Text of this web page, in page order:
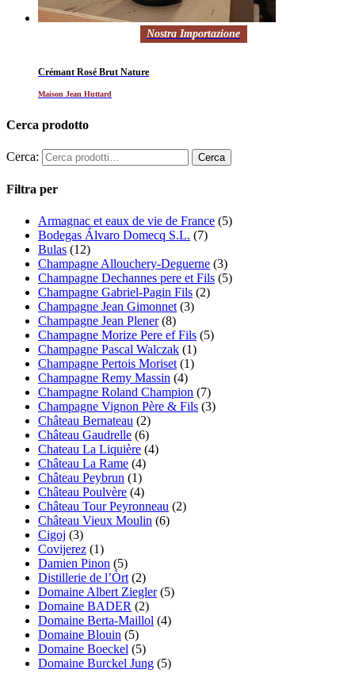
Nostra Importazione
Crémant Rosé Brut Nature
Maison Jean Huttard
Cerca prodotto
Cerca:
Filtra per
Armagnac et eaux de vie de France (5)
Bodegas Álvaro Domecq S.L. (7)
Bulas (12)
Champagne Allouchery-Deguerne (3)
Champagne Dechannes pere et Fils (5)
Champagne Gabriel-Pagin Fils (2)
Champagne Jean Gimonnet (3)
Champagne Jean Plener (8)
Champagne Morize Pere ef Fils (5)
Champagne Pascal Walczak (1)
Champagne Pertois Moriset (1)
Champagne Remy Massin (4)
Champagne Roland Champion (7)
Champagne Vignon Père & Fils (3)
Château Bernateau (2)
Château Gaudrelle (6)
Chateau La Liquière (4)
Château La Rame (4)
Château Peybrun (1)
Château Poulvère (4)
Château Tour Peyronneau (2)
Château Vieux Moulin (6)
Cigoj (3)
Covijerez (1)
Damien Pinon (5)
Distillerie de l’Òrt (2)
Domaine Albert Ziegler (5)
Domaine BADER (2)
Domaine Berta-Maillol (4)
Domaine Blouin (5)
Domaine Boeckel (5)
Domaine Burckel Jung (5)